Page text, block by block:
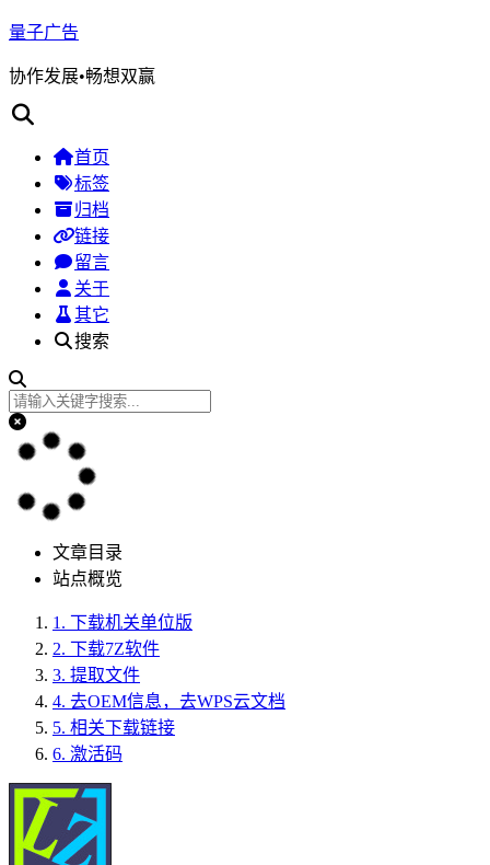
量子广告
协作发展•畅想双赢
首页
标签
归档
链接
留言
关于
其它
搜索
文章目录
站点概览
1. 下载机关单位版
2. 下载7Z软件
3. 提取文件
4. 去OEM信息，去WPS云文档
5. 相关下载链接
6. 激活码